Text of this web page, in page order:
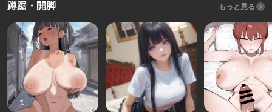
蹲踞・開脚 もっと見る